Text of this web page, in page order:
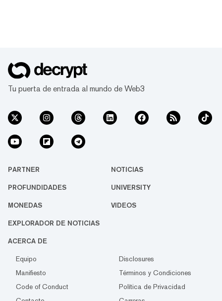
Tu puerta de entrada al mundo de Web3
PARTNER NOTICIAS
PROFUNDIDADES UNIVERSITY
MONEDAS VIDEOS
EXPLORADOR DE NOTICIAS
ACERCA DE
Equipo
Disclosures
Manifiesto
Términos y Condiciones
Code of Conduct
Política de Privacidad